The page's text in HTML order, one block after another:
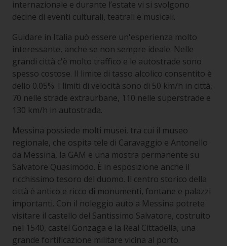
internazionale e durante l’estate vi si svolgono
decine di eventi culturali, teatrali e musicali.
Guidare in Italia può essere un'esperienza molto
interessante, anche se non sempre ideale. Nelle
grandi città c'è molto traffico e le autostrade sono
spesso costose. Il limite di tasso alcolico consentito è
dello 0.05%. I limiti di velocità sono di 50 km/h in città,
70 nelle strade extraurbane, 110 nelle superstrade e
130 km/h in autostrada.
Messina possiede molti musei, tra cui il museo
regionale, che ospita tele di Caravaggio e Antonello
da Messina, la GAM e una mostra permanente su
Salvatore Quasimodo. È in esposizione anche il
ricchissimo tesoro del duomo. Il centro storico della
città è antico e ricco di monumenti, fontane e palazzi
importanti. Con il noleggio auto a Messina potrete
visitare il castello del Santissimo Salvatore, costruito
nel 1540, castel Gonzaga e la Real Cittadella, una
grande fortificazione militare vicina al porto.